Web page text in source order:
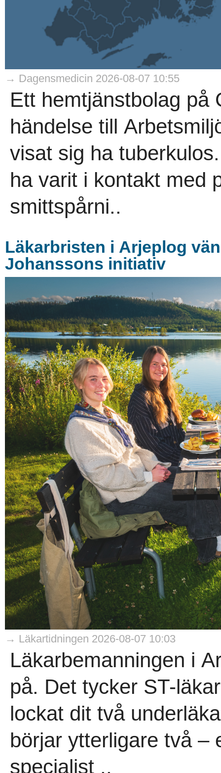
→ Dagensmedicin 2026-08-07 10:55
Ett hemtjänstbolag på
händelse till
visat sig ha
ha varit i kontakt med
smittspårni..
Läkarbristen i Arjeplog
Johanssons initiativ
→ Läkartidningen 2026-08-07 10:03
Läkarbemanningen i
på. Det tycker ST-
lockat dit två
börjar ytterligare två –
specialist ..